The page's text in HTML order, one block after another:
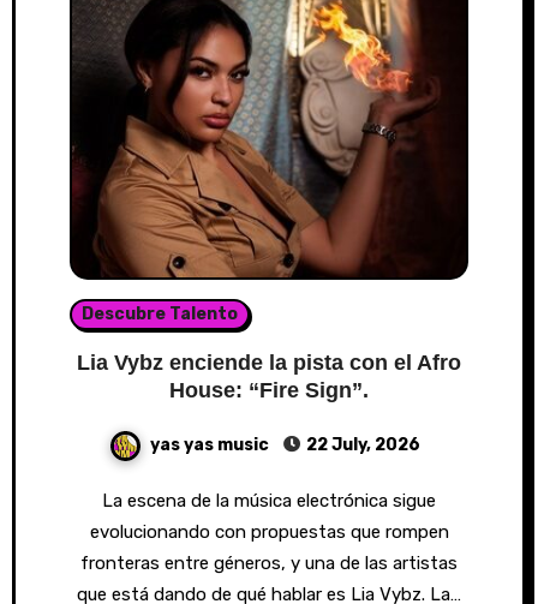
Descubre Talento
Lia Vybz enciende la pista con el Afro
House: “Fire Sign”.
yas yas music 22 July, 2026
La escena de la música electrónica sigue
evolucionando con propuestas que rompen
fronteras entre géneros, y una de las artistas
que está dando de qué hablar es Lia Vybz. La…